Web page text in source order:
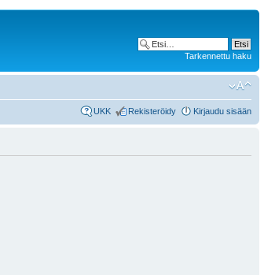
Tarkennettu haku
UKK Rekisteröidy Kirjaudu sisään